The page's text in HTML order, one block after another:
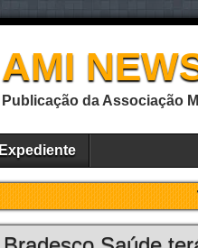
AMI
Publicação da Associação
Expediente